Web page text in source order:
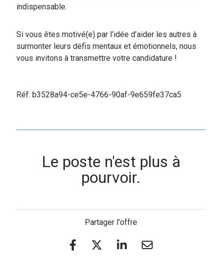
indispensable.
Si vous êtes motivé(e) par l’idée d’aider les autres à
surmonter leurs défis mentaux et émotionnels, nous
vous invitons à transmettre votre candidature !
Réf: b3528a94-ce5e-4766-90af-9e659fe37ca5
Le poste n'est plus à
pourvoir.
Partager l'offre